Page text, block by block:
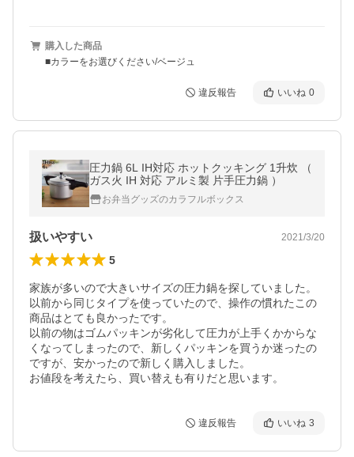
購入した商品
■カラーをお選びください/ベージュ
違反報告 いいね 0
圧力鍋 6L IH対応 ホットクッキング 1升炊 （
ガス火 IH 対応 アルミ製 片手圧力鍋 ）
お弁当グッズのカラフルボックス
扱いやすい 2021/3/20
5
家族が多いので大きいサイズの圧力鍋を探していました。
以前から同じタイプを使っていたので、操作の慣れたこの
商品はとても良かったです。
以前の物はゴムパッキンが劣化して圧力が上手くかからな
くなってしまったので、新しくパッキンを買うか迷ったの
ですが、安かったので新しく購入しました。
お値段を考えたら、買い替えも有りだと思います。
違反報告 いいね 3